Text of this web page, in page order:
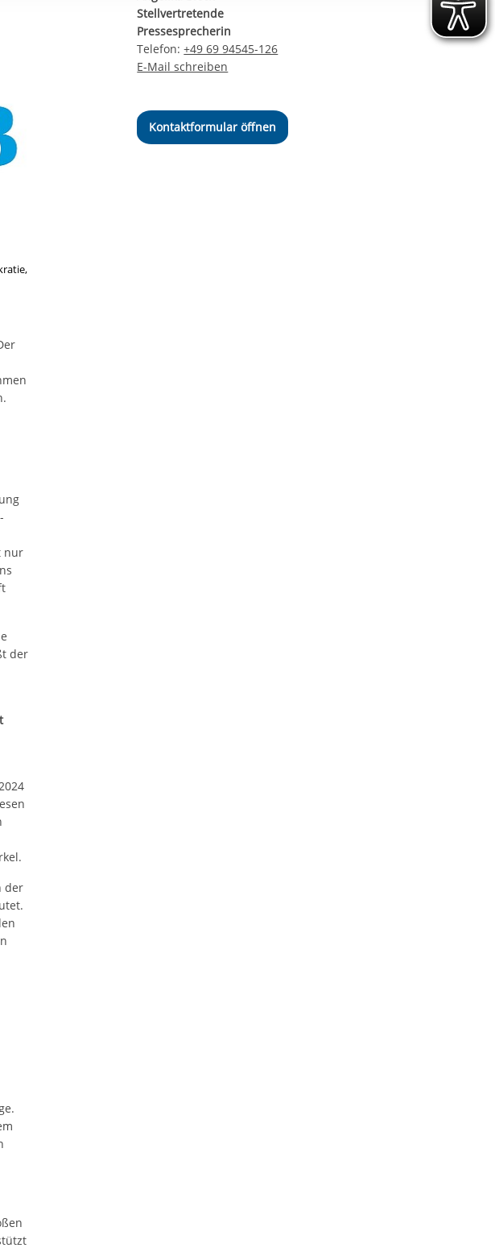
die erforderlich zur Bereitstellung
sind. Diese Cookies setzen wir
nur
der
der
Stellvertretende
Pressesprecherin
Telefon:+49 69 94545-126
E-Mail schreiben
Kontaktformular öffnen